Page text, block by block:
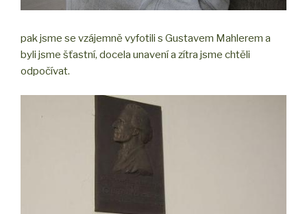
pak jsme se vzájemně vyfotili s Gustavem Mahlerem a
byli jsme šťastní, docela unavení a zítra jsme chtěli
odpočívat.